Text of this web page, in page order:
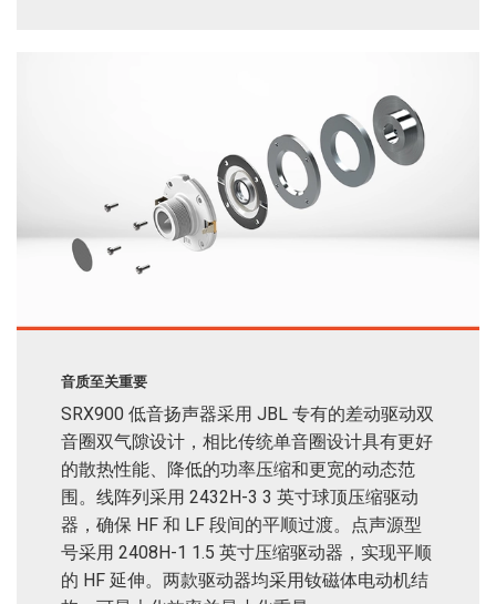
音质至关重要
SRX900 低音扬声器采用 JBL 专有的差动驱动双
音圈双气隙设计，相比传统单音圈设计具有更好
的散热性能、降低的功率压缩和更宽的动态范
围。线阵列采用 2432H-3 3 英寸球顶压缩驱动
器，确保 HF 和 LF 段间的平顺过渡。点声源型
号采用 2408H-1 1.5 英寸压缩驱动器，实现平顺
的 HF 延伸。两款驱动器均采用钕磁体电动机结